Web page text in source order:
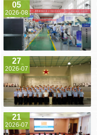
05
2026-08
27
2026-07
21
2026-07